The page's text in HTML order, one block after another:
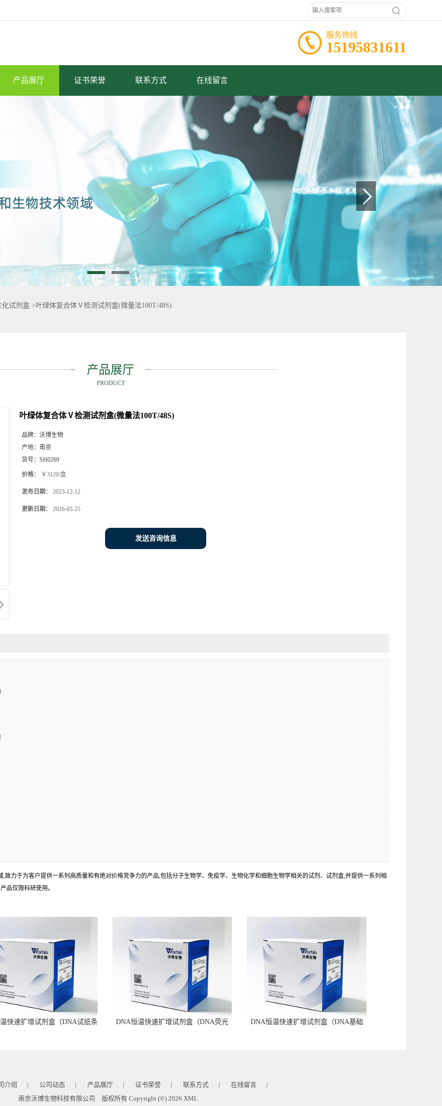
服务热线
15195831611
产品展厅 证书荣誉 联系方式 在线留言
化试剂盒 >叶绿体复合体Ⅴ检测试剂盒(微量法100T/48S)
产品展厅
PRODUCT
叶绿体复合体Ⅴ检测试剂盒(微量法100T/48S)
品牌： 沃博生物
产地： 南京
货号： SH0269
价格： ￥3120/盒
发布日期： 2023-12-12
更新日期： 2026-05-25
发送咨询信息
力于为客户提供一系列高质量和有绝对价格竞争力的产品,包括分子生物学、免疫学、生物化学和细胞生物学相关的试剂、试剂盒,并提供一系列相
品仅限科研使用。
快速扩增试剂盒（DNA试纸条
DNA恒温快速扩增试剂盒（DNA荧光
DNA恒温快速扩增试剂盒（DNA基础
介绍 公司动态 产品展厅 证书荣誉 联系方式 在线留言
南京沃博生物科技有限公司 版权所有 Copyright (©) 2026 XML